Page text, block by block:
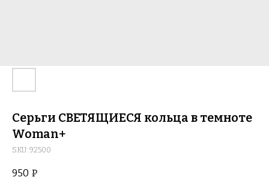
Серьги СВЕТЯЩИЕСЯ кольца в темноте
Woman+
SKU: 92500
950 ₽